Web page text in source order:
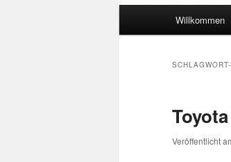
Willkommen
Veröffentlicht